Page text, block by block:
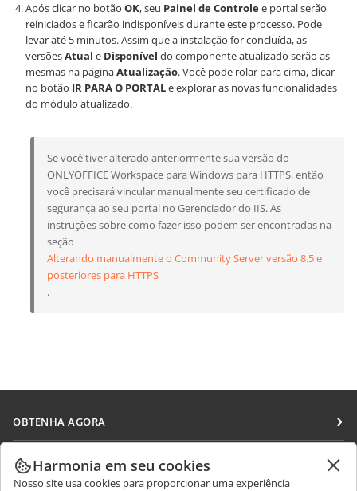
Após clicar no botão OK, seu Painel de Controlee portal serão
reiniciados e ficarão indisponíveis durante este processo. Pode
levar até 5 minutos. Assim que a instalação for concluída, as
versõesAtual e Disponível do componente atualizado serão as
mesmas na páginaAtualização. Você pode rolar para cima, clicar
no botão IR PARA O PORTALe explorar as novas funcionalidades
do módulo atualizado.
Se você tiver alterado anteriormente sua versão do
ONLYOFFICE Workspace para Windows para HTTPS, então
você precisará vincular manualmente seu certificado de
segurança ao seu portal no Gerenciador do IIS. As
instruções sobre como fazer isso podem ser encontradas na
seção
Alterando manualmente o Community Server versão 8.5 e
posteriores para HTTPS
.
OBTENHA AGORA
Docs
DocSpace
COLABORAR
Para colaboradores
Harmonia em seu cookies
Nosso site usa cookies para proporcionar uma experiência